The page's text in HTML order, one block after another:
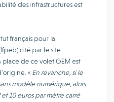
des infrastructures est
français pour la
cité par le site
place de ce volet GEM est
« En revanche, si le
modèle numérique, alors
10 euros par mètre carré